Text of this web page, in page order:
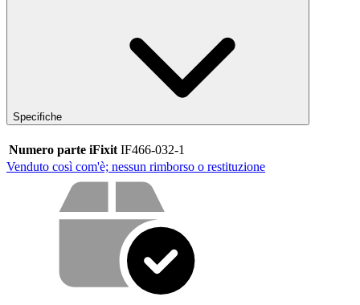
Specifiche
Numero parte iFixit IF466-032-1
Venduto così com'è; nessun rimborso o restituzione
Cosa offriamo con il nostro servizio